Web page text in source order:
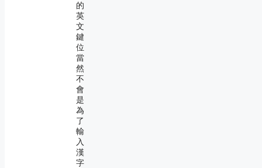
的
英
文
鍵
位
當
然
不
會
是
為
了
輸
入
漢
字